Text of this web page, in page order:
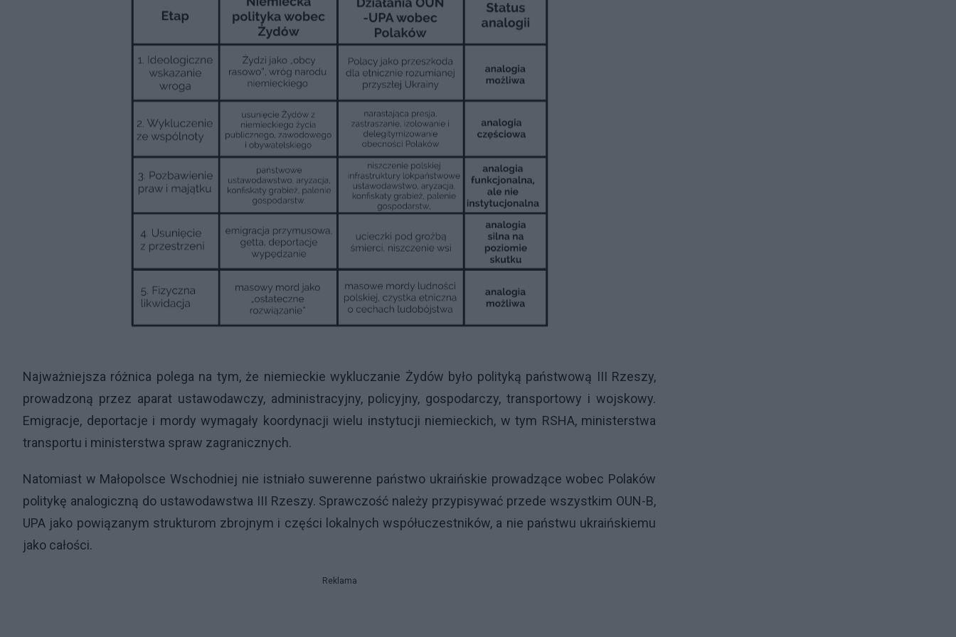
Najważniejsza różnica polega na tym, że niemieckie wykluczanie Żydów było polityką państwową III Rzeszy,
prowadzoną przez aparat ustawodawczy, administracyjny, policyjny, gospodarczy, transportowy i wojskowy.
Emigracje, deportacje i mordy wymagały koordynacji wielu instytucji niemieckich, w tym RSHA, ministerstwa
transportu i ministerstwa spraw zagranicznych.
Natomiast w Małopolsce Wschodniej nie istniało suwerenne państwo ukraińskie prowadzące wobec Polaków
politykę analogiczną do ustawodawstwa III Rzeszy. Sprawczość należy przypisywać przede wszystkim OUN-B,
UPA jako powiązanym strukturom zbrojnym i części lokalnych współuczestników, a nie państwu ukraińskiemu
jako całości.
Reklama